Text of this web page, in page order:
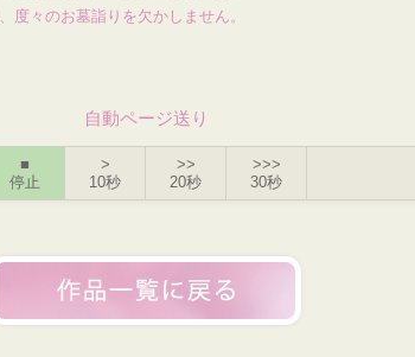
度々のお墓詣りを欠かしません。
自動ページ送り
■
停止
>
10秒
>>
20秒
>>>
30秒